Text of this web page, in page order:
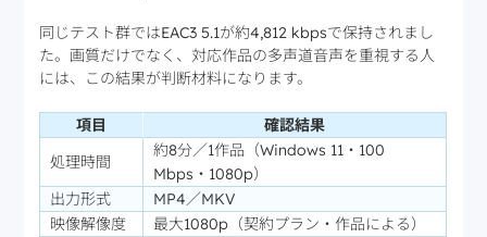
同じテスト群ではEAC3 5.1が約4,812 kbpsで保持されまし
た。画質だけでなく、対応作品の多声道音声を重視する人
には、この結果が判断材料になります。
項目
確認結果
処理時間
約8分／1作品（Windows 11・100
Mbps・1080p）
出力形式
MP4／MKV
映像解像度
最大1080p（契約プラン・作品による）